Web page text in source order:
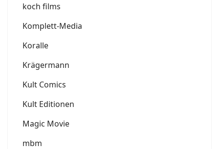
koch films
Komplett-Media
Koralle
Krägermann
Kult Comics
Kult Editionen
Magic Movie
mbm